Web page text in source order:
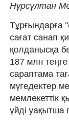
Нұрсұлтан
Тұрғындарға
сағат санап
қолданысқа
187 млн
сараптама
мүгедектер
мемлекеттік
үйді уақытша